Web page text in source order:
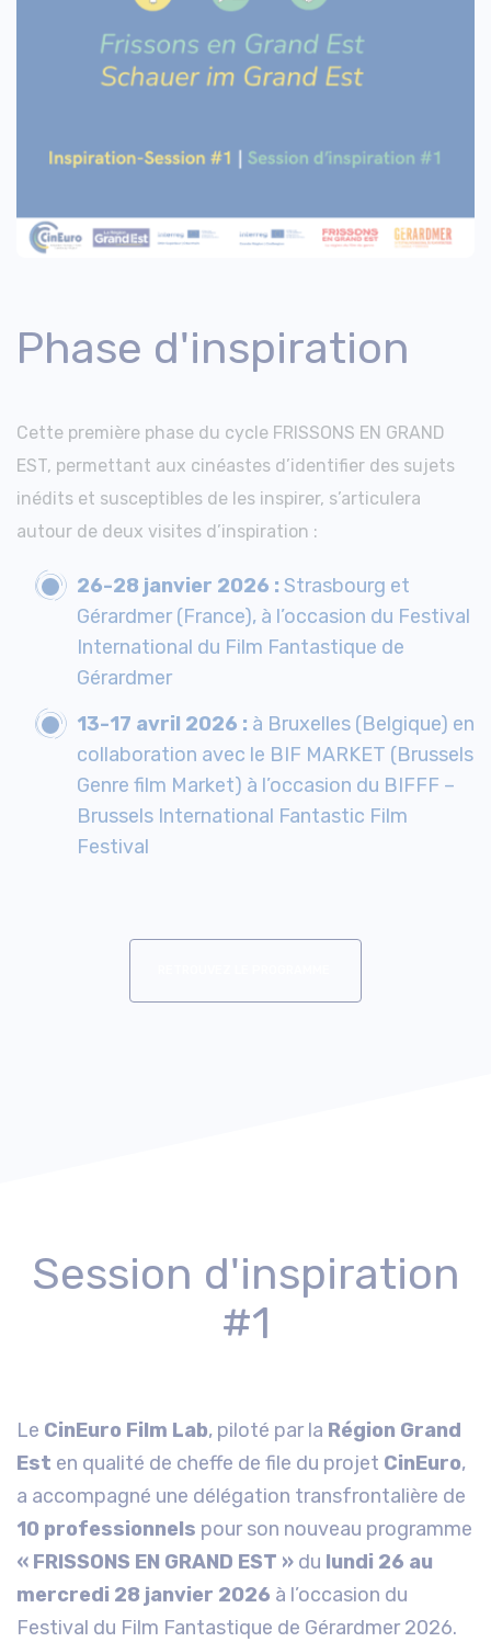
Phase d'inspiration
Cette première phase du cycle FRISSONS EN GRAND
EST, permettant aux cinéastes d’identifier des sujets
inédits et susceptibles de les inspirer, s’articulera
autour de deux visites d’inspiration :
26-28 janvier 2026 : Strasbourg et
Gérardmer (France), à l’occasion du Festival
International du Film Fantastique de
Gérardmer
13-17 avril 2026 : à Bruxelles (Belgique) en
collaboration avec le BIF MARKET (Brussels
Genre film Market) à l’occasion du BIFFF –
Brussels International Fantastic Film
Festival
Session d'inspiration
#1
Le CinEuro Film Lab, piloté par la Région Grand
Est en qualité de cheffe de file du projet CinEuro,
a accompagné une délégation transfrontalière de
10 professionnels pour son nouveau programme
« FRISSONS EN GRAND EST » du lundi 26 au
mercredi 28 janvier 2026 à l’occasion du
Festival du Film Fantastique de Gérardmer 2026.